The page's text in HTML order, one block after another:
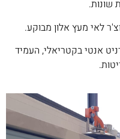
לאי מעץ אלון מבוקע.
אנטי בקטריאלי, העמיד